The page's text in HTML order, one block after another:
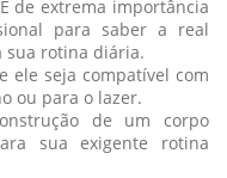
de extrema importância
para saber a real
sua rotina diária.
ele seja compatível com
ou para o lazer.
de um corpo
sua exigente rotina